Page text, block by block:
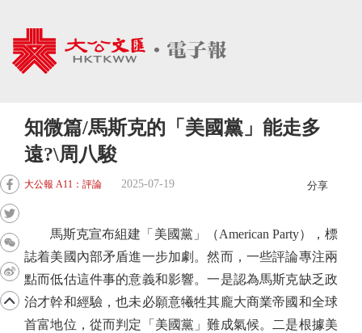
知微篇/馬斯克的「美國黨」能走多
遠?\周八駿
大公報 A11：評論 2025-07-19 分享
馬斯克宣布組建「美國黨」（American Party），標
誌着美國內部矛盾進一步加劇。然而，一些評論專注兩
點而低估這件事的意義和影響。一是認為馬斯克缺乏政
治才幹和經驗，也未必願意犧牲其龐大商業帝國和全球
首富地位，從而判定「美國黨」難成氣候。二是根據美